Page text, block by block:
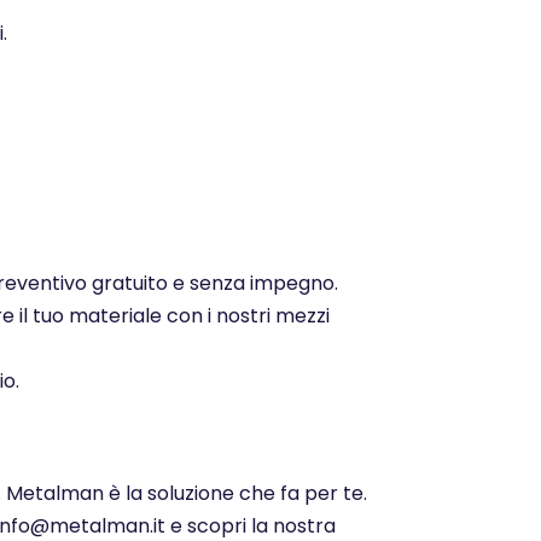
gratuito e senza impegno.
il tuo materiale con i nostri mezzi
è la soluzione che fa per te.
e scopri la nostra